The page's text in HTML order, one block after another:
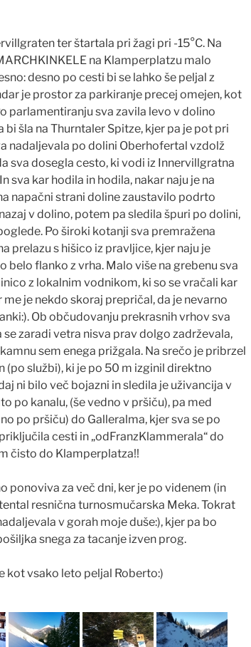
ter štartala pri žagi pri -15°C. Na
na Klamperplatzu malo
desno po cesti bi se lahko še peljal z
je prostor za parkiranje precej omejen, kot
parlamentiranju sva zavila levo v dolino
šla na Thurntaler Spitze, kjer pa je pot pri
nadaljevala po dolini Oberhofertal vzdolž
sva dosegla cesto, ki vodi iz Innervillgratna
sva kar hodila in hodila, nakar naju je na
napačni strani doline zaustavilo podrto
v dolino, potem pa sledila špuri po dolini,
Po široki kotanji sva premražena
prelazu s hišico iz pravljice, kjer naju je
belo flanko z vrha. Malo više na grebenu sva
z lokalnim vodnikom, ki so se vračali kar
me je nekdo skoraj prepričal, da je nevarno
Ob občudovanju prekrasnih vrhov sva
zaradi vetra nisva prav dolgo zadrževala,
sem enega prižgala. Na srečo je pribrzel
službi), ki je po 50 m izginil direktno
ni bilo več bojazni in sledila je uživancija v
po kanalu, (še vedno v pršiču), pa med
po pršiču) do Galleralma, kjer sva se po
cesti in „odFranzKlammerala“ do
čisto do Klamperplatza!!
ponoviva za več dni, ker je po videnem (in
resnična turnosmučarska Meka. Tokrat
v gorah moje duše:), kjer pa bo
snega za tacanje izven prog.
kot vsako leto peljal Roberto:)